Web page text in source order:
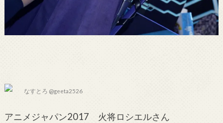
なすとろ @geeta2526
アニメジャパン2017 火将ロシエルさん